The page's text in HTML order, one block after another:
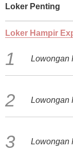
Loker Penting
Loker Hampir
Lowongan
Lowongan
Lowongan